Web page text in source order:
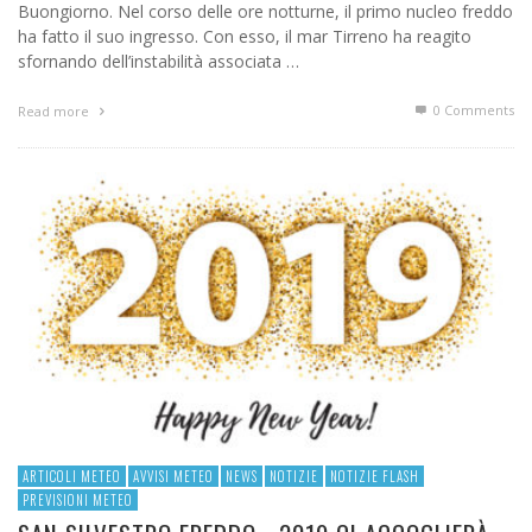
Buongiorno. Nel corso delle ore notturne, il primo nucleo freddo
ha fatto il suo ingresso. Con esso, il mar Tirreno ha reagito
sfornando dell’instabilità associata …
Read more 0 Comments
ARTICOLI METEO AVVISI METEO NEWS NOTIZIE
NOTIZIE FLASH
PREVISIONI METEO